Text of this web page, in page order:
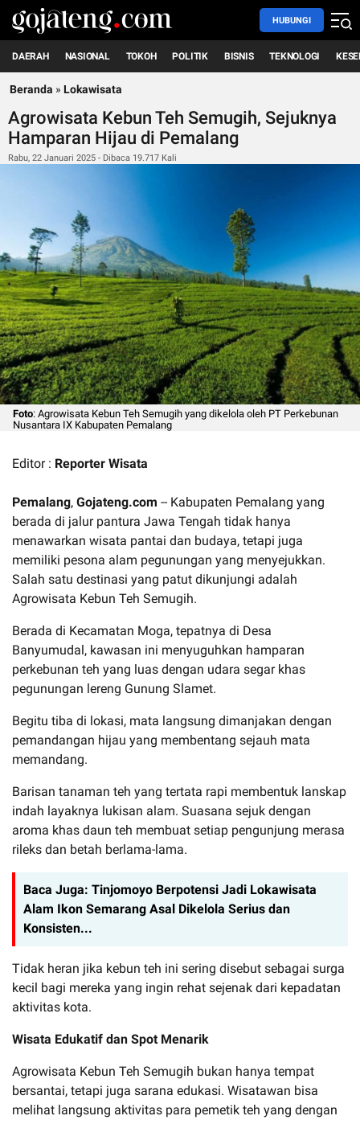
HUBUNGI
DAERAH NASIONAL TOKOH POLITIK BISNIS TEKNOLOGI
Beranda » Lokawisata
Agrowisata Kebun Teh Semugih, Sejuknya
Hamparan Hijau di Pemalang
Rabu, 22 Januari 2025 - Dibaca 19.717 Kali
Foto: Agrowisata Kebun Teh Semugih yang dikelola oleh PT Perkebunan
Nusantara IX Kabupaten Pemalang
Editor : Reporter Wisata
Pemalang, Gojateng.com -- Kabupaten Pemalang yang
berada di jalur pantura Jawa Tengah tidak hanya
menawarkan wisata pantai dan budaya, tetapi juga
memiliki pesona alam pegunungan yang menyejukkan.
Salah satu destinasi yang patut dikunjungi adalah
Agrowisata Kebun Teh Semugih.
Berada di Kecamatan Moga, tepatnya di Desa
Banyumudal, kawasan ini menyuguhkan hamparan
perkebunan teh yang luas dengan udara segar khas
pegunungan lereng Gunung Slamet.
Begitu tiba di lokasi, mata langsung dimanjakan dengan
pemandangan hijau yang membentang sejauh mata
memandang.
Barisan tanaman teh yang tertata rapi membentuk lanskap
indah layaknya lukisan alam. Suasana sejuk dengan
aroma khas daun teh membuat setiap pengunjung merasa
rileks dan betah berlama-lama.
Baca Juga: Tinjomoyo Berpotensi Jadi Lokawisata
Alam Ikon Semarang Asal Dikelola Serius dan
Konsisten...
Tidak heran jika kebun teh ini sering disebut sebagai surga
kecil bagi mereka yang ingin rehat sejenak dari kepadatan
aktivitas kota.
Wisata Edukatif dan Spot Menarik
Agrowisata Kebun Teh Semugih bukan hanya tempat
bersantai, tetapi juga sarana edukasi. Wisatawan bisa
melihat langsung aktivitas para pemetik teh yang dengan